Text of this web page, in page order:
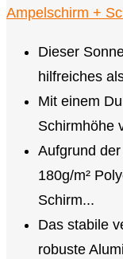
Ampelschirm +
Dieser
hilfreiches
Mit einem
Schirmhöhe
Aufgrund
180g/m²
Schirm...
Das stabile
robuste